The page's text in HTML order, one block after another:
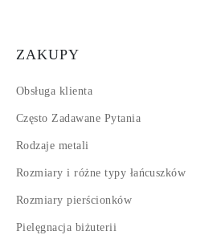
ZAKUPY
Obsługa klienta
Często Zadawane Pytania
Rodzaje metali
Rozmiary i różne typy łańcuszków
Rozmiary pierścionków
Pielęgnacja biżuterii